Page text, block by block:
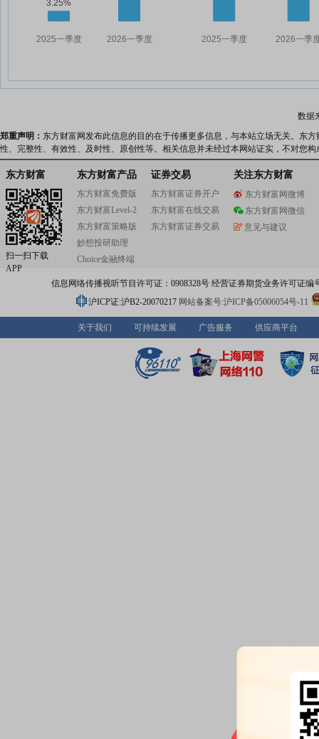
数据
郑重声明： 东方财富网发布此信息的目的在于传播更多信息，与本站立场无关。东
性、完整性、有效性、及时性、原创性等。相关信息并未经过本网站证实，不对您
东方财富
扫一扫下载
APP
东方财富产品
东方财富免费版
东方财富Level-2
东方财富策略版
妙想投研助理
Choice金融终端
证券交易
东方财富证券开户
东方财富在线交易
东方财富证券交易
关注东方财富
东方财富网微博
东方财富网微信
意见与建议
信息网络传播视听节目许可证：0908328号 经营证券期货业务许可证编
沪ICP证:沪B2-20070217 网站备案号:沪ICP备05006054号-11
关于我们 可持续发展 广告服务 供应商平台